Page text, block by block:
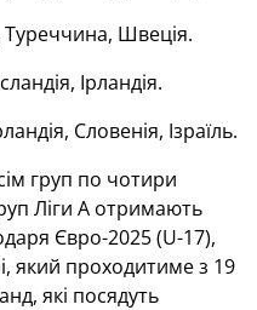
Туреччина, Швеція.
Ірландія.
Словенія, Ізраїль.
груп по чотири
Ліги А отримають
Євро-2025 (U-17),
який проходитиме з 19
які посядуть